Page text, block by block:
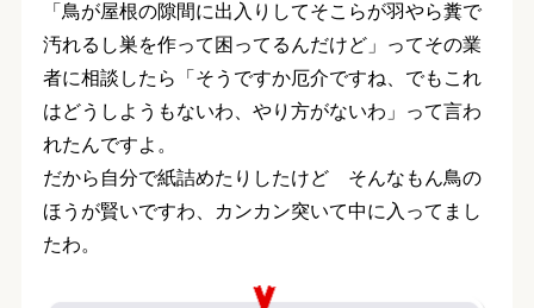
「鳥が屋根の隙間に出入りしてそこらが羽やら糞で
汚れるし巣を作って困ってるんだけど」ってその業
者に相談したら「そうですか厄介ですね、でもこれ
はどうしようもないわ、やり方がないわ」って言わ
れたんですよ。
だから自分で紙詰めたりしたけど そんなもん鳥の
ほうが賢いですわ、カンカン突いて中に入ってまし
たわ。